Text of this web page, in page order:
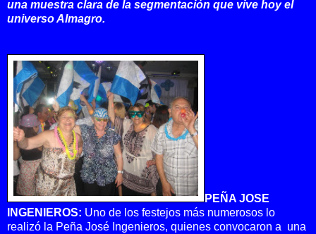
una muestra clara de la segmentación que vive hoy el
universo Almagro.
PEÑA JOSE
INGENIEROS: Uno de los festejos más numerosos lo
realizó la Peña José Ingenieros, quienes convocaron a una